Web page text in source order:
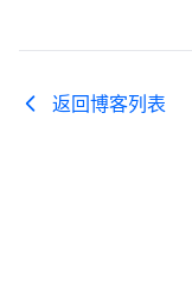
返回博客列表